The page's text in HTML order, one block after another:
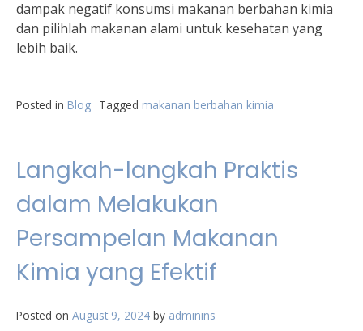
dampak negatif konsumsi makanan berbahan kimia
dan pilihlah makanan alami untuk kesehatan yang
lebih baik.
Posted in Blog Tagged makanan berbahan kimia
Langkah-langkah Praktis
dalam Melakukan
Persampelan Makanan
Kimia yang Efektif
Posted on August 9, 2024 by adminins